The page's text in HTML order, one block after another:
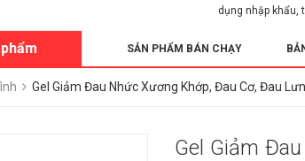
dụng nhập khẩu,
SẢN PHẨM BÁN CHẠY
Gel Giảm Đau Nhức Xương Khớp, Đau Cơ, Đau
Gel Giảm